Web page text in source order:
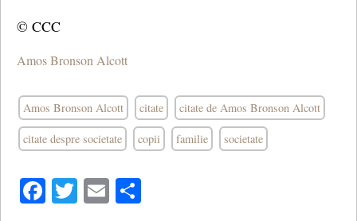
© CCC
Amos Bronson Alcott
Amos Bronson Alcott citate citate de Amos Bronson Alcott
citate despre societate copii familie societate
Facebook
Twitter
Email